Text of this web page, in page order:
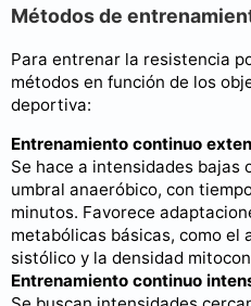
Métodos de
Para entrenar la resistencia
métodos en función de los
deportiva:
Entrenamiento continuo
Se hace a intensidades bajas
umbral anaeróbico, con
minutos. Favorece
metabólicas básicas, como el
sistólico y la densidad
Entrenamiento continuo